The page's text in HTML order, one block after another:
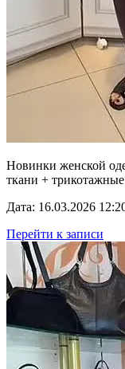
Новинки женской
ткани +
Дата: 16.03.2026
Перейти к записи